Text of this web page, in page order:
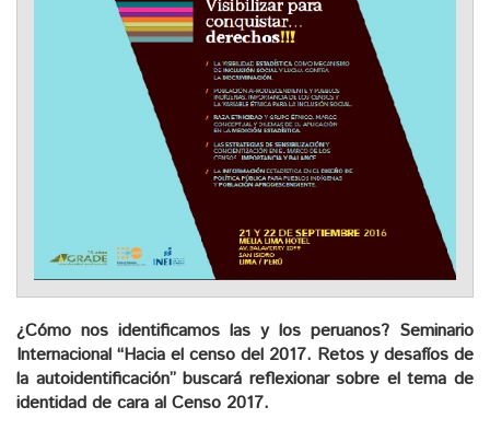
¿Cómo nos identificamos las y los peruanos? Seminario
Internacional “Hacia el censo del 2017. Retos y desafíos de
la autoidentificación” buscará reflexionar sobre el tema de
identidad de cara al Censo 2017.